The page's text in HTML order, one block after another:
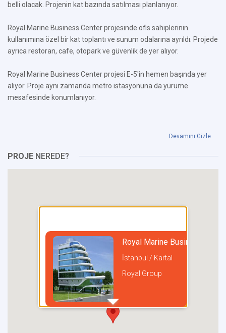
belli olacak. Projenin kat bazında satılması planlanıyor.
Royal Marine Business Center projesinde ofis sahiplerinin
kullanımına özel bir kat toplantı ve sunum odalarına ayrıldı. Projede
ayrıca restoran, cafe, otopark ve güvenlik de yer alıyor.
Royal Marine Business Center projesi E-5'in hemen başında yer
alıyor. Proje aynı zamanda metro istasyonuna da yürüme
mesafesinde konumlanıyor.
Devamını Gizle
PROJE NEREDE?
Royal Marine Business
İstanbul / Kartal
Royal Group